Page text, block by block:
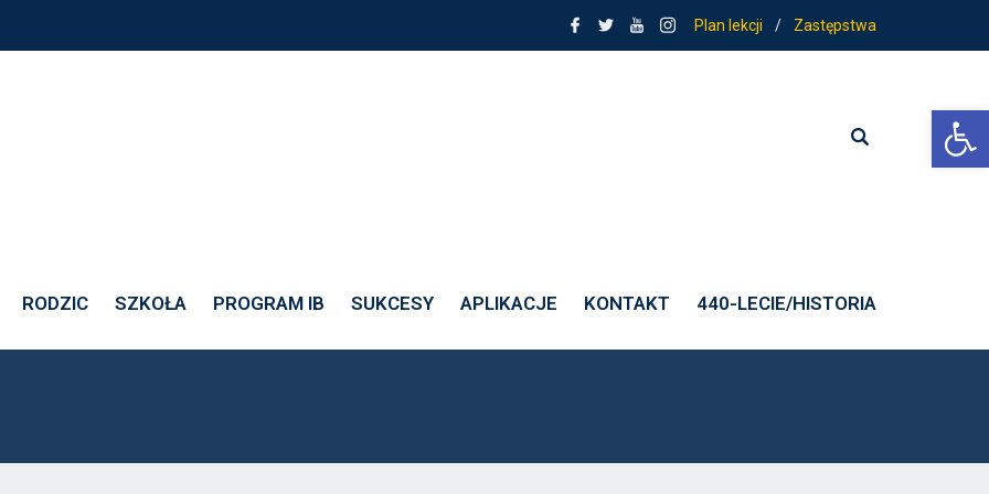
Plan lekcji / Zastępstwa
RODZIC SZKOŁA PROGRAM IB SUKCESY APLIKACJE KONTAKT 440-LECIE/HISTORIA
raz…